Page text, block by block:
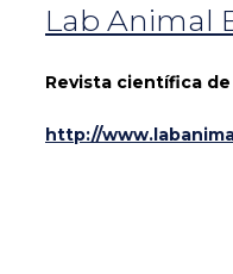
Lab Animal
Revista científica
http://